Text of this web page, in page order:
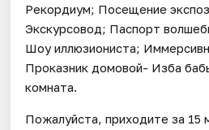
Рекордиум; Посещение
Экскурсовод; Паспорт
Шоу иллюзиониста;
Проказник домовой- Изба
комната.
Пожалуйста, приходите за 15